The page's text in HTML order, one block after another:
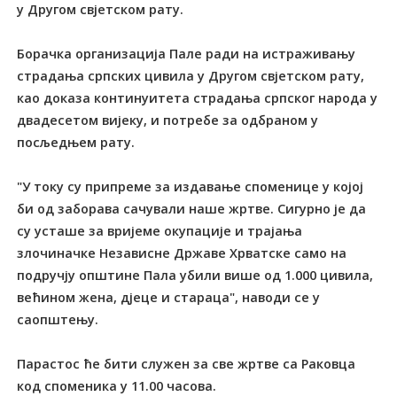
у Другом свјетском рату.
Борачка организација Пале ради на истраживању
страдања српских цивила у Другом свјетском рату,
као доказа континуитета страдања српског народа у
двадесетом вијеку, и потребе за одбраном у
посљедњем рату.
"У току су припреме за издавање споменице у којој
би од заборава сачували наше жртве. Сигурно је да
су усташе за вријеме окупације и трајања
злочиначке Независне Државе Хрватске само на
подручју општине Пала убили више од 1.000 цивила,
већином жена, дјеце и стараца", наводи се у
саопштењу.
Парастос ће бити служен за све жртве са Раковца
код споменика у 11.00 часова.